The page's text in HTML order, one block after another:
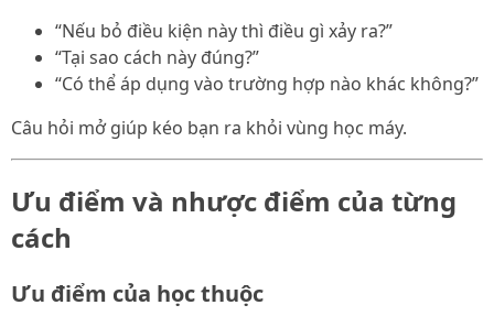
“Nếu bỏ điều kiện này thì điều gì xảy ra?”
“Tại sao cách này đúng?”
“Có thể áp dụng vào trường hợp nào khác không?”
Câu hỏi mở giúp kéo bạn ra khỏi vùng học máy.
Ưu điểm và nhược điểm của từng
cách
Ưu điểm của học thuộc